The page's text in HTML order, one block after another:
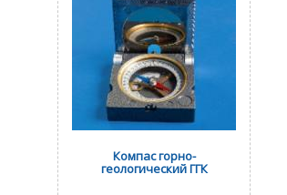
Компас горно-
геологический ГГК